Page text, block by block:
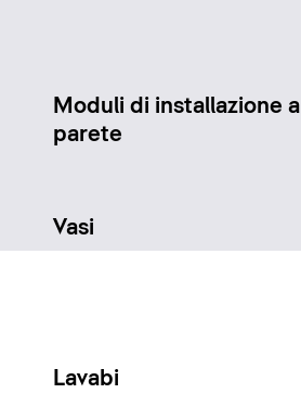
Moduli di installazione a
parete
Vasi
Lavabi